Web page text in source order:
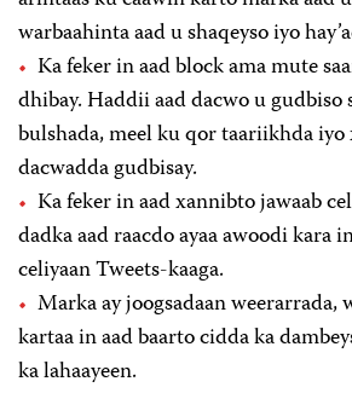
warbaahinta aad u shaqeyso iyo
Ka feker in aad block ama mute
dhibay. Haddii aad dacwo u gudbiso
bulshada, meel ku qor taariikhda
dacwadda gudbisay.
Ka feker in aad xannibto jawaab
dadka aad raacdo ayaa awoodi kara
celiyaan Tweets-kaaga.
Marka ay joogsadaan weerarrada,
kartaa in aad baarto cidda ka
ka lahaayeen.